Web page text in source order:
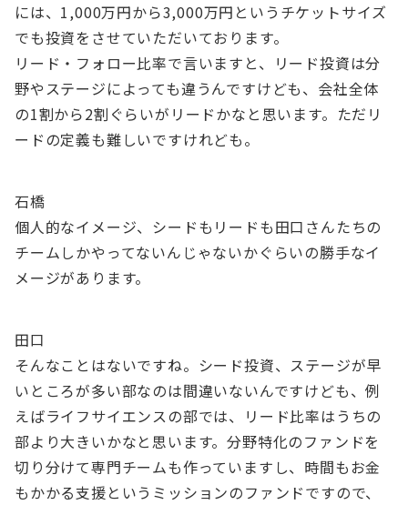
には、1,000万円から3,000万円というチケットサイズ
でも投資をさせていただいております。
リード・フォロー比率で言いますと、リード投資は分
野やステージによっても違うんですけども、会社全体
の1割から2割ぐらいがリードかなと思います。ただリ
ードの定義も難しいですけれども。
石橋
個人的なイメージ、シードもリードも田口さんたちの
チームしかやってないんじゃないかぐらいの勝手なイ
メージがあります。
田口
そんなことはないですね。シード投資、ステージが早
いところが多い部なのは間違いないんですけども、例
えばライフサイエンスの部では、リード比率はうちの
部より大きいかなと思います。分野特化のファンドを
切り分けて専門チームも作っていますし、時間もお金
もかかる支援というミッションのファンドですので、